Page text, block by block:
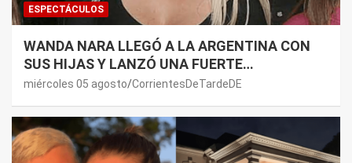
ESPECTÁCULOS
WANDA NARA LLEGÓ A LA ARGENTINA CON
SUS HIJAS Y LANZÓ UNA FUERTE
PREMONICIÓN SOBRE MAURO ICARDI
miércoles 05 agosto CorrientesDeTardeDE